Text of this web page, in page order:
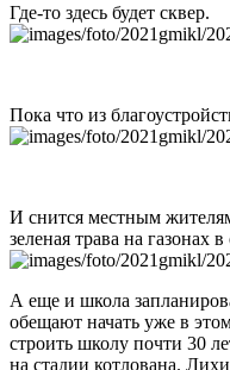
Где-то здесь будет сквер.
Пока что из
И снится местным
зеленая трава на газонах
А еще и школа
обещают начать уже в
строить школу почти 30
на стадии котлована.